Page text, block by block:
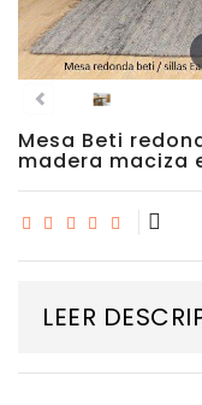
Porcelánico
Dekton
Stock
Taburetes
Exterior/jardín
Mesa Beti
madera maciza
LEER